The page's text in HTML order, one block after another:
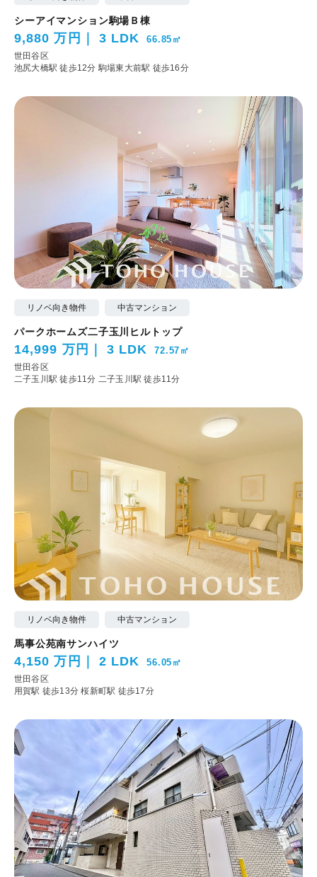
シーアイマンション駒場Ｂ棟
9,880 万円 3 LDK 66.85㎡
世田谷区
池尻大橋駅 徒歩12分 駒場東大前駅 徒歩16分
リノベ向き物件 中古マンション
パークホームズ二子玉川ヒルトップ
14,999 万円 3 LDK 72.57㎡
世田谷区
二子玉川駅 徒歩11分 二子玉川駅 徒歩11分
リノベ向き物件 中古マンション
馬事公苑南サンハイツ
4,150 万円 2 LDK 56.05㎡
世田谷区
用賀駅 徒歩13分桜新町駅 徒歩17分